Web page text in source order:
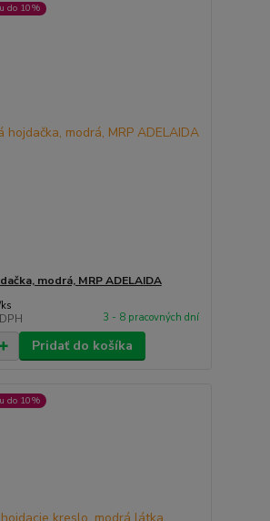
do 10%
modrá, MRP ADELAIDA
ks
3 - 8 pracovných dní
Pridať do košíka
do 10%